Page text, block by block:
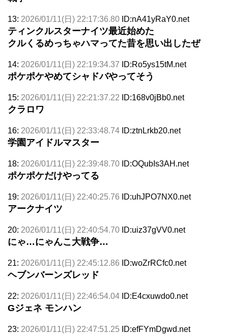
13: 2026/01/11(日) 22:17:36.80 ID:nA41yRaY0.net
ティンクルスターナイツ最近始めた
クルくるめっちゃハマってた昔を思い出したぜ
14: 2026/01/11(日) 22:19:34.37 ID:Ro5ys15tM.net
ポケポケやめてシャドバやってそう
15: 2026/01/11(日) 22:21:37.22 ID:168v0jBb0.net
クラロワ
16: 2026/01/11(日) 22:33:48.74 ID:ztnLrkb20.net
学園アイドルマスター
18: 2026/01/11(日) 22:39:48.70 ID:OQubIs3AH.net
ポケポケだけやってる
19: 2026/01/11(日) 22:40:25.76 ID:uhJPO7NX0.net
アークナイツ
20: 2026/01/11(日) 22:40:54.70 ID:uiz37gVV0.net
にゃ…にゃんこ大戦争…
21: 2026/01/11(日) 22:45:12.86 ID:woZrRCfc0.net
ヘブンバーンズレッド
22: 2026/01/11(日) 22:46:54.04 ID:E4cxuwdo0.net
Gジェネ モンハン
23: 2026/01/11(日) 22:47:51.25 ID:efFYmDgwd.net